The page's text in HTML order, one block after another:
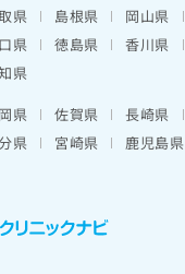
県 島根県 岡山県
県
徳島県 香川県
県
県 佐賀県 長崎県
県
宮崎県 鹿児島県